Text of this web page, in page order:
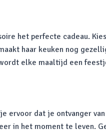
het perfecte cadeau.
haar keuken nog
elke maaltijd een
ervoor dat je ontvanger
in het moment te leven.